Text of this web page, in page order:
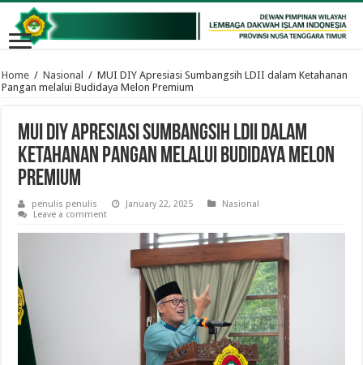
Home / Nasional / MUI DIY Apresiasi Sumbangsih LDII dalam Ketahanan
Pangan melalui Budidaya Melon Premium
MUI DIY Apresiasi Sumbangsih LDII dalam
Ketahanan Pangan melalui Budidaya Melon
Premium
penulis penulis January 22, 2025
Nasional
Leave a comment